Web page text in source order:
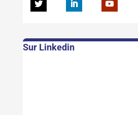
Sur Linkedin